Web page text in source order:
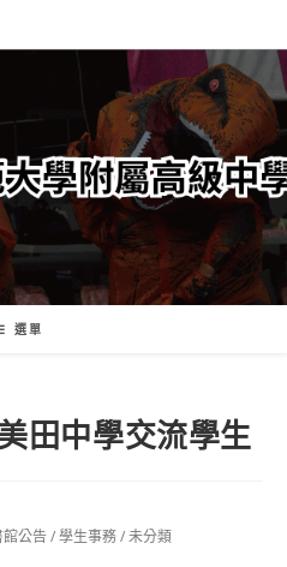
選單
田中學交流學生
館公告/學生事務/未分類